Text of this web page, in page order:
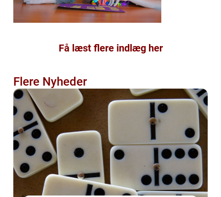
Få læst flere indlæg her
Flere Nyheder